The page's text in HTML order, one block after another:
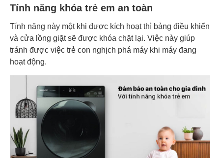
Tính năng khóa trẻ em an toàn
Tính năng này một khi được kích hoạt thì bảng điều khiển
và cửa lồng giặt sẽ được khóa chặt lại. Việc này giúp
tránh được việc trẻ con nghịch phá máy khi máy đang
hoạt động.